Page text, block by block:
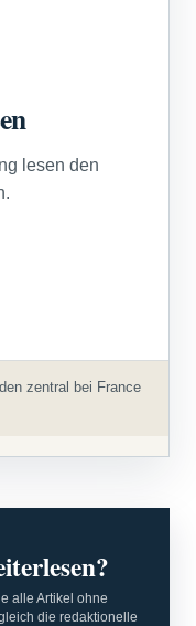
lesen den
zentral bei France
alle Artikel ohne
die redaktionelle